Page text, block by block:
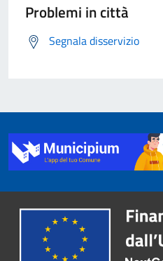
Problemi in città
Segnala disservizio